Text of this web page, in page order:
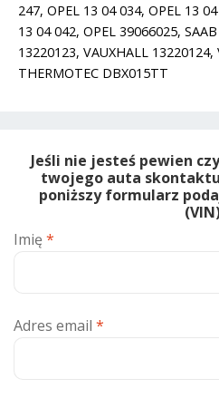
247, OPEL 13 04 034, OPEL 13
13 04 042, OPEL 39066025,
13220123, VAUXHALL 13220124,
THERMOTEC DBX015TT
Jeśli nie jesteś pewien
twojego auta
poniższy formularz
Imię *
Adres email *